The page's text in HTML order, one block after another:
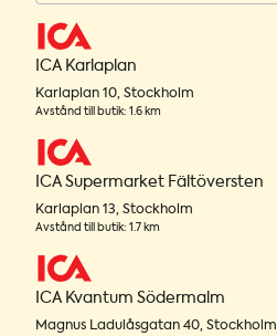
ICA Karlaplan
Karlaplan 10, Stockholm
Avstånd till butik: 1.6 km
ICA Supermarket Fältöversten
Karlaplan 13, Stockholm
Avstånd till butik: 1.7 km
ICA Kvantum Södermalm
Magnus Ladulåsgatan 40, Stockholm